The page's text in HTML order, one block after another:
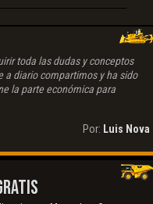
toda las dudas y conceptos
a diario compartimos y ha sido
la parte económica para
Por: Luis Nova